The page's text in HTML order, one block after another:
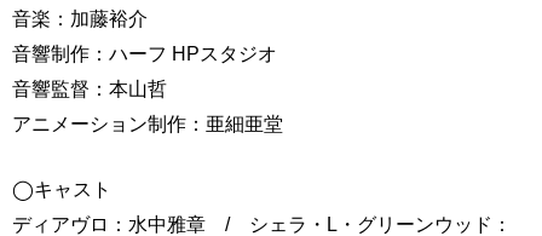
音楽：加藤裕介
音響制作：ハーフ HPスタジオ
音響監督：本山哲
アニメーション制作：亜細亜堂
◯キャスト
ディアヴロ：水中雅章 / シェラ・L・グリーンウッド：